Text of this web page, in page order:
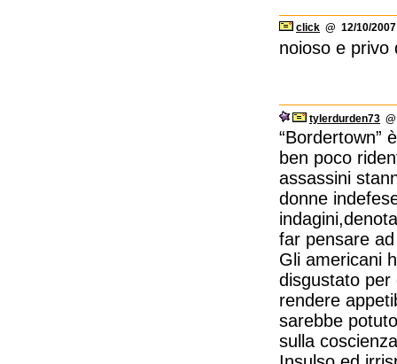
click @ 12/10/
noioso e privo
tylerdurden73
“Bordertown”
ben poco
assassini
donne
far pensare
Gli americani
disgustato per
rendere
sarebbe
sulla